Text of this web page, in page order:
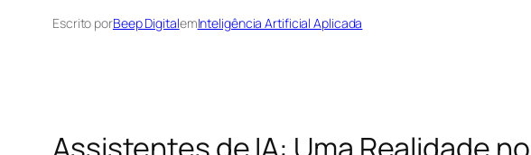
Escrito porBeep DigitalemInteligência Artificial Aplicada